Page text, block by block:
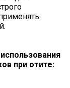
при отите: